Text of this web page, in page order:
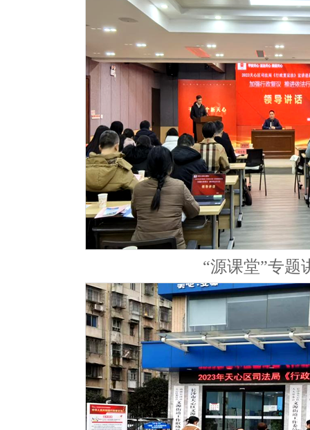
“源课堂”专题